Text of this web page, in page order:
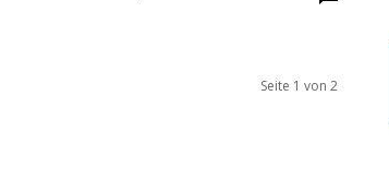
Seite 1 von 2